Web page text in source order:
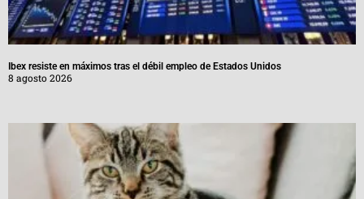
Ibex resiste en máximos tras el débil empleo de Estados Unidos
8 agosto 2026